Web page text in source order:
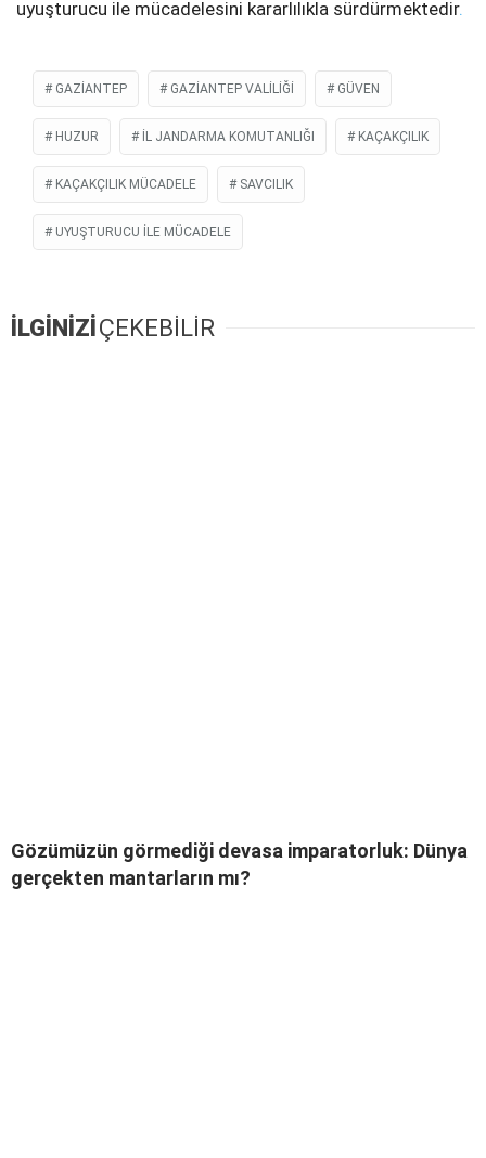
uyuşturucu ile mücadelesini kararlılıkla sürdürmektedir.
GAZIANTEP GAZIANTEP VALILIĞI GÜVEN
HUZUR IL JANDARMA KOMUTANLIĞI KAÇAKÇILIK
KAÇAKÇILIK MÜCADELE SAVCILIK
UYUŞTURUCU ILE MÜCADELE
İLGİNİZİÇEKEBİLİR
Gözümüzün görmediği devasa imparatorluk: Dünya
gerçekten mantarların mı?